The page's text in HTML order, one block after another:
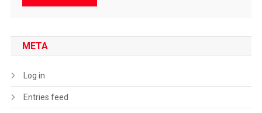
META
Log in
Entries feed